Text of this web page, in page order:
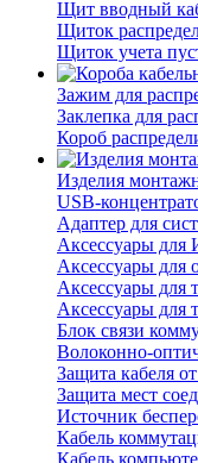
Щит вводный
Щиток
Щиток учета
Зажим для
Заклепка для
Короб
Изделия
USB-
Адаптер для
Аксессуары для
Аксессуары для
Аксессуары для
Аксессуары для
Блок связи
Волоконно-
Защита кабеля
Защита мест
Источник
Кабель
Кабель